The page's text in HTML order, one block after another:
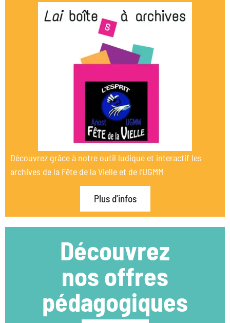
Découvrez grâce à notre outil ludique et interactif les
archives de la Fête de la Vielle et de l’UGMM
Plus d'infos
Découvrez
nos offres
pédagogiques